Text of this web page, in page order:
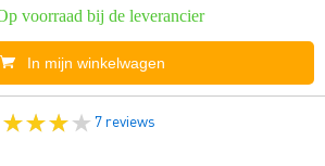
voorraad bij de leverancier
In mijn winkelwagen
7 reviews